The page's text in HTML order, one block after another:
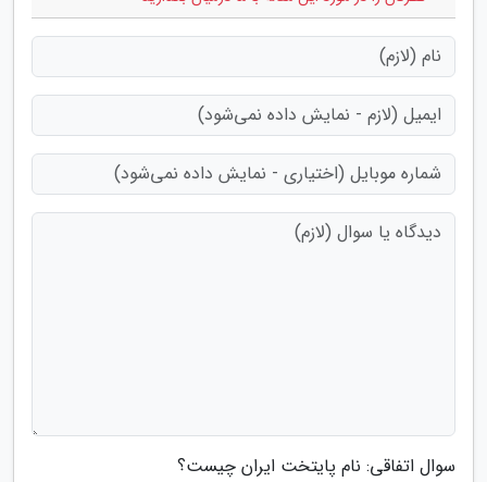
سوال اتفاقی: نام پایتخت ایران چیست؟